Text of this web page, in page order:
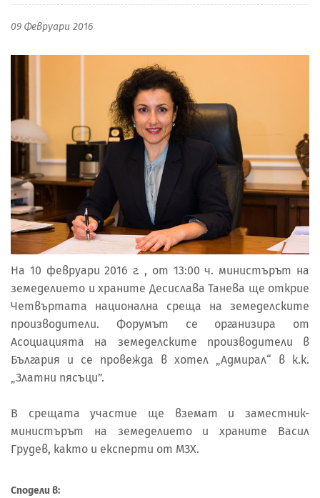
09 Февруари 2016
На 10 февруари 2016 г. , от 13:00 ч. министърът на
земеделието и храните Десислава Танева ще открие
Четвъртата национална среща на земеделските
производители. Форумът се организира от
Асоциацията на земеделските производители в
България и се провежда в хотел „Адмирал“ в к.к.
„Златни пясъци”.
В срещата участие ще вземат и заместник-
министърът на земеделието и храните Васил
Грудев, както и експерти от МЗХ.
Сподели в: